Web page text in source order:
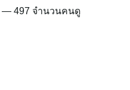
— 497 จำนวนคนดู